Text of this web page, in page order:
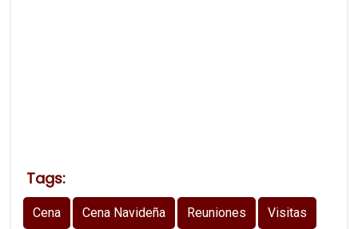
Tags:
Cena Cena Navideña Reuniones Visitas